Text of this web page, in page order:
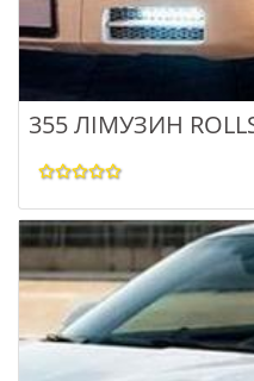
355 ЛІМУЗИН